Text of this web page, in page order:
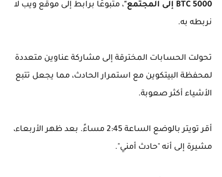
5000 BTC إلى المجتمع"
، متبوعًا برابط إلى موقع ويب لا
نربطه به.
تحولت الحسابات المخترقة إلى مشاركة عناوين متعددة
لمحفظة البيتكوين مع استمرار الحادث، مما يجعل تتبع
الأشياء أكثر صعوبة.
أقر تويتر بالوضع الساعة 2:45 مساءً. بعد ظهر الأربعاء،
مشيرة إلى أنه "حادث أمني".